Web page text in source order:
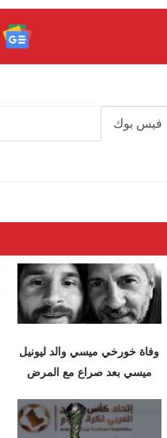
فيس بوك
وفاة خورخي ميسي والد ليونيل
ميسي بعد صراع مع المرض